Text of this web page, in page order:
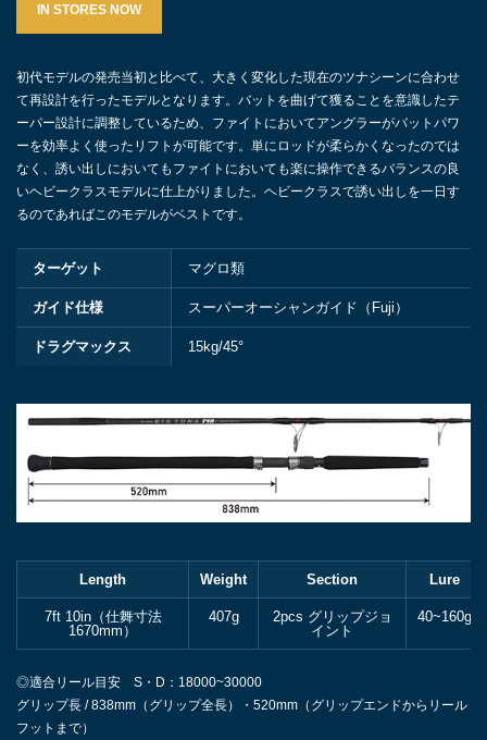
IN STORES NOW
初代モデルの発売当初と比べて、大きく変化した現在のツナシーンに合わせ
て再設計を行ったモデルとなります。バットを曲げて獲ることを意識したテ
ーパー設計に調整しているため、ファイトにおいてアングラーがバットパワ
ーを効率よく使ったリフトが可能です。単にロッドが柔らかくなったのでは
なく、誘い出しにおいてもファイトにおいても楽に操作できるバランスの良
いヘビークラスモデルに仕上がりました。ヘビークラスで誘い出しを一日す
るのであればこのモデルがベストです。
ターゲット マグロ類
ガイド仕様 スーパーオーシャンガイド（Fuji）
ドラグマックス 15kg/45°
Length Weight Section Lure
7ft 10in（仕舞寸法
1670mm）
407g
2pcs グリップジョ
イント
40~160g
◎適合リール目安 S・D：18000~30000
グリップ長 / 838mm（グリップ全長）・520mm（グリップエンドからリール
フットまで）